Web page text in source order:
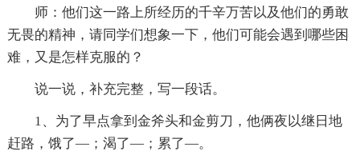
师：他们这一路上所经历的千辛万苦以及他们的勇敢
无畏的精神，请同学们想象一下，他们可能会遇到哪些困
难，又是怎样克服的？
说一说，补充完整，写一段话。
1、为了早点拿到金斧头和金剪刀，他俩夜以继日地
赶路，饿了—；渴了—；累了—。